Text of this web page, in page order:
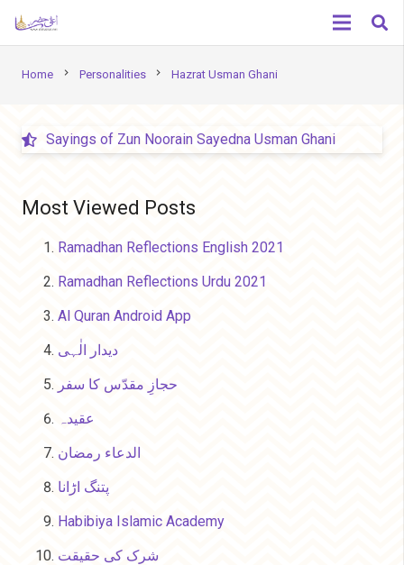
Home chevron_right Personalities chevron_right Hazrat Usman Ghani
Sayings of Zun Noorain Sayedna Usman Ghani
Most Viewed Posts
Ramadhan Reflections English 2021
Ramadhan Reflections Urdu 2021
Al Quran Android App
دیدار الٰہی
حجازِ مقدّس کا سفر
عقیدہ
الدعاء رمضان
پتنگ اڑانا
Habibiya Islamic Academy
شرک کی حقیقت